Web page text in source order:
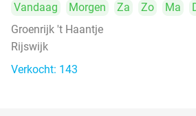
Vandaag Morgen Za Zo Ma
Groenrijk 't Haantje
Rijswijk
Verkocht: 143